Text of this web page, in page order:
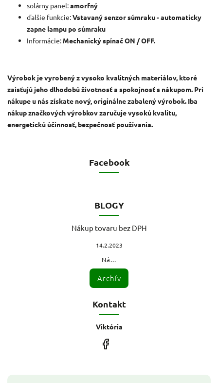
solárny panel:amorfný
ďalšie funkcie:Vstavaný senzor súmraku - automaticky
zapne lampu po súmraku
Informácie: Mechanický spínač ON / OFF.
Výrobok je vyrobený z vysoko kvalitných materiálov, ktoré
zaisťujú jeho dlhodobú životnosť a spokojnosť s nákupom. Pri
nákupe u nás získate nový, originálne zabalený výrobok. Iba
nákup značkových výrobkov zaručuje vysokú kvalitu,
energetickú účinnosť, bezpečnosť používania.
Facebook
BLOGY
Nákup tovaru bez DPH
14.2.2023
Ná...
Archív
Kontakt
Viktória